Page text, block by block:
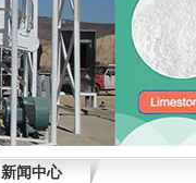
新闻中心